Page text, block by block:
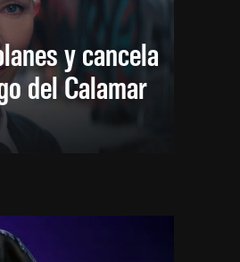
y cancela
del Calamar